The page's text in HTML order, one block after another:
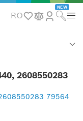
RO
NEW
2608550283